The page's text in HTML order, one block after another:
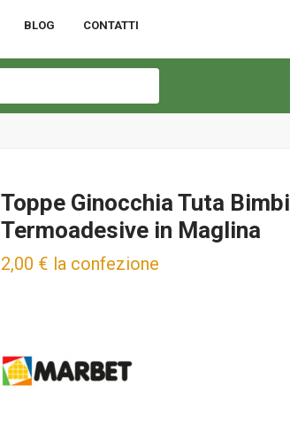
BLOG CONTATTI
Toppe Ginocchia Tuta Bimbi
Termoadesive in Maglina
2,00 € la confezione